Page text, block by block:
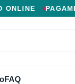
48 ORE, MIGLIOR
FAQ